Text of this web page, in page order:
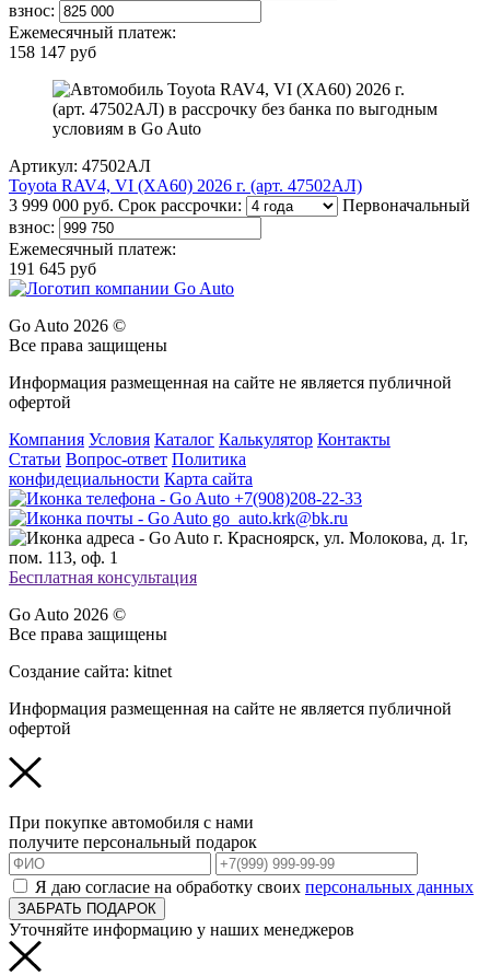
взнос:
Ежемесячный платеж:
158 147 руб
Артикул: 47502АЛ
Toyota RAV4, VI (XA60) 2026 г. (арт. 47502АЛ)
3 999 000 руб. Срок рассрочки:
Первоначальный
взнос:
Ежемесячный платеж:
191 645 руб
Go Auto 2026 ©
Все права защищены
Информация размещенная на сайте не является публичной
офертой
Компания Условия Каталог Калькулятор Контакты
Статьи Вопрос-ответ Политика
конфидециальности Карта сайта
+7(908)208-22-33
go_auto.krk@bk.ru
г. Красноярск, ул. Молокова, д. 1г,
пом. 113, оф. 1
Бесплатная консультация
Go Auto 2026 ©
Все права защищены
Создание сайта: kitnet
Информация размещенная на сайте не является публичной
офертой
При покупке автомобиля с нами
получите персональный подарок
Я даю согласие на обработку своих персональных данных
ЗАБРАТЬ ПОДАРОК
Уточняйте информацию у наших менеджеров